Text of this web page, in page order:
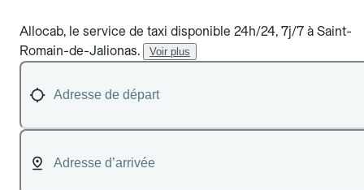
Allocab, le service de taxi disponible 24h/24, 7j/7 à Saint-
Romain-de-Jalionas.
Voir plus